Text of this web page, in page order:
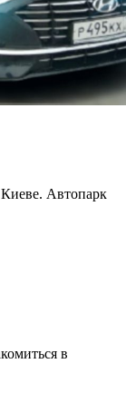
Автопарк
в